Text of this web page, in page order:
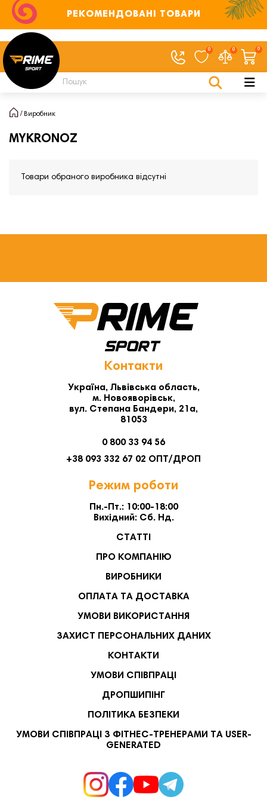
РЕКОМЕНДОВАНІ ТОВАРИ
0 0 0
Виробник
MYKRONOZ
Товари обраного виробника відсутні
Контакти
Україна, Львівська область,
м. Новояворівськ,
вул. Степана Бандери, 21а,
81053
0 800 33 94 56
+38 093 332 67 02 ОПТ/ДРОП
Режим роботи
Пн.-Пт.: 10:00-18:00
Вихідний: Сб. Нд.
СТАТТІ
ПРО КОМПАНІЮ
ВИРОБНИКИ
ОПЛАТА ТА ДОСТАВКА
УМОВИ ВИКОРИСТАННЯ
ЗАХИСТ ПЕРСОНАЛЬНИХ ДАНИХ
КОНТАКТИ
УМОВИ СПІВПРАЦІ
ДРОПШИПІНГ
ПОЛІТИКА БЕЗПЕКИ
УМОВИ СПІВПРАЦІ З ФІТНЕС-ТРЕНЕРАМИ ТА USER-
GENERATED